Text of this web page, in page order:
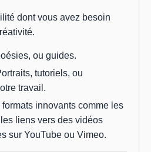
dont vous avez besoin
ou guides.
tutoriels, ou
travail.
innovants comme les
liens vers des vidéos
sur YouTube ou Vimeo.